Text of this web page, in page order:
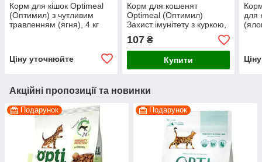
Корм для кішок Optimeal
(Оптимил) з чутливим
травленням (ягня), 4 кг
Ціну уточнюйте
Корм для кошенят
Optimeal (Оптимил)
Захист імунітету з куркою,
107₴
Купити
для
Акційні пропозиції та новинки
Подарунок Подарунок